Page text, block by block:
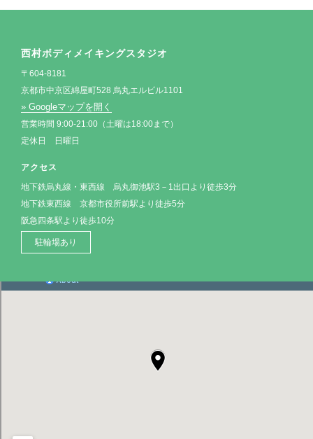
西村ボディメイキングスタジオ
〒604-8181
京都市中京区綿屋町528 烏丸エルビル1101
» Googleマップを開く
営業時間 9:00-21:00（土曜は18:00まで）
定休日 日曜日
アクセス
地下鉄烏丸線・東西線 烏丸御池駅3－1出口より徒歩3分
地下鉄東西線 京都市役所前駅より徒歩5分
阪急四条駅より徒歩10分
駐輪場あり